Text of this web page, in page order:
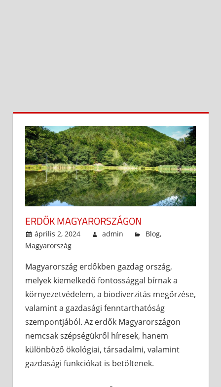
ERDŐK MAGYARORSZÁGON
április 2, 2024 admin Blog,
Magyarország
Magyarország erdőkben gazdag ország,
melyek kiemelkedő fontossággal bírnak a
környezetvédelem, a biodiverzitás megőrzése,
valamint a gazdasági fenntarthatóság
szempontjából. Az erdők Magyarországon
nemcsak szépségükről híresek, hanem
különböző ökológiai, társadalmi, valamint
gazdasági funkciókat is betöltenek.